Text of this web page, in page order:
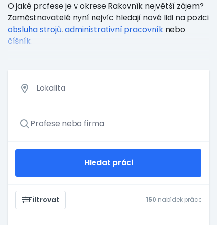
O jaké profese je v okrese Rakovník největší zájem?
Zaměstnavatelé nyní nejvíc hledají nové lidi na pozici
obsluha strojů,administrativní pracovník nebo
číšník.
Hledat práci
Filtrovat 150 nabídek práce